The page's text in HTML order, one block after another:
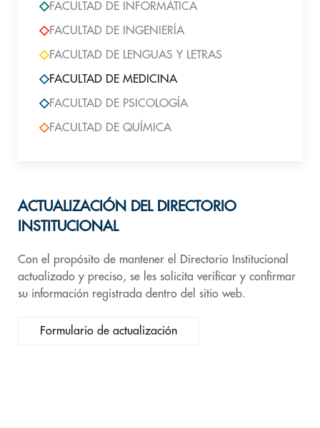
FACULTAD DE INFORMÁTICA
FACULTAD DE INGENIERÍA
FACULTAD DE LENGUAS Y LETRAS
FACULTAD DE MEDICINA
FACULTAD DE PSICOLOGÍA
FACULTAD DE QUÍMICA
ACTUALIZACIÓN DEL DIRECTORIO
INSTITUCIONAL
Con el propósito de mantener el Directorio Institucional
actualizado y preciso, se les solicita verificar y confirmar
su información registrada dentro del sitio web.
Formulario de actualización